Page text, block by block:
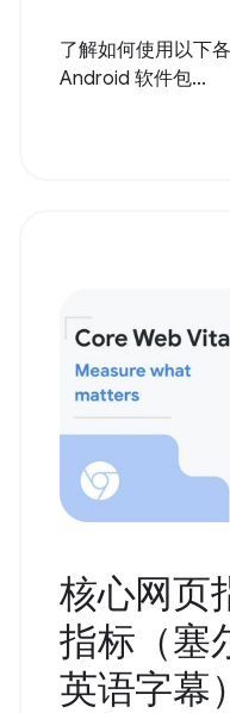
了解如何使用以下
Android 软件包...
核心网页
指标（塞
英语字幕）